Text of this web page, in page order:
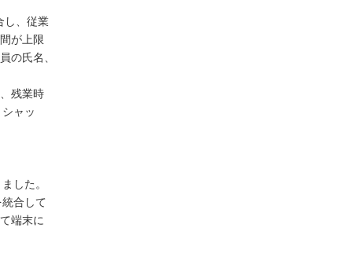
し、従業
が上限
の氏名、
残業時
ャッ
した。
合して
端末に